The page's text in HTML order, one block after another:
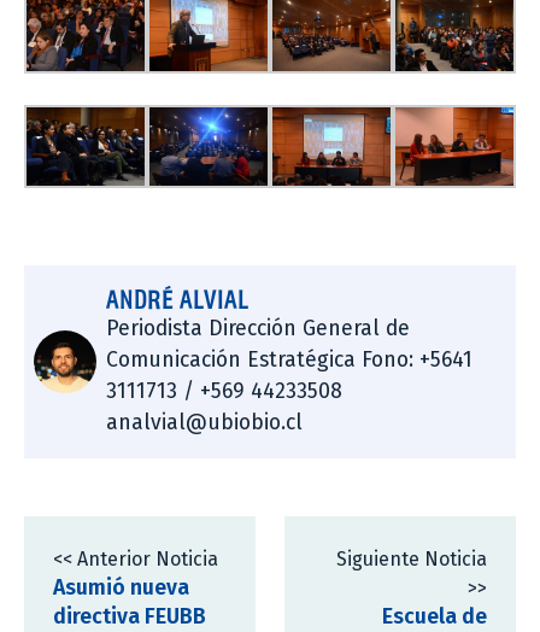
ANDRÉ ALVIAL
Periodista Dirección General de
Comunicación Estratégica Fono: +5641
3111713 / +569 44233508
analvial@ubiobio.cl
<< Anterior Noticia
Asumió nueva
directiva FEUBB
Siguiente Noticia
>>
Escuela de